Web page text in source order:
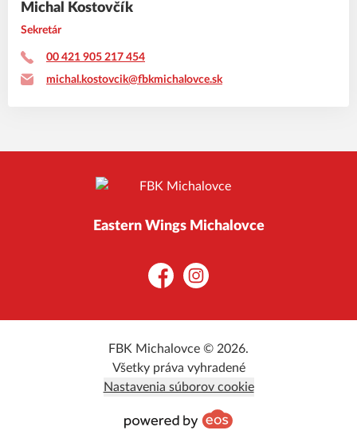
Michal Kostovčík
Sekretár
00 421 905 217 454
michal.kostovcik@fbkmichalovce.sk
Eastern Wings Michalovce
FacebookInstagram
FBK Michalovce © 2026.
Všetky práva vyhradené
Nastavenia súborov cookie